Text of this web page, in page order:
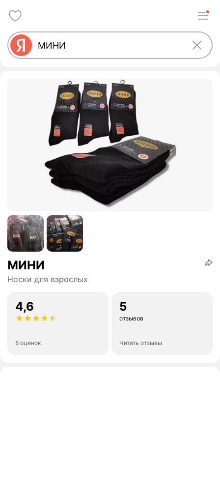
МИНИ
Носки для взрослых
4,6
8 оценок
5
отзывов
Читать отзывы